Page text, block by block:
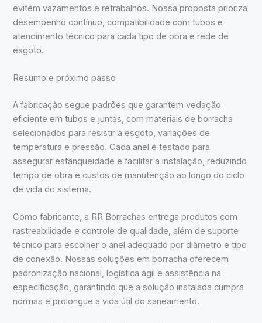
evitem vazamentos e retrabalhos. Nossa proposta prioriza
desempenho contínuo, compatibilidade com tubos e
atendimento técnico para cada tipo de obra e rede de
esgoto.
Resumo e próximo passo
A fabricação segue padrões que garantem vedação
eficiente em tubos e juntas, com materiais de borracha
selecionados para resistir a esgoto, variações de
temperatura e pressão. Cada anel é testado para
assegurar estanqueidade e facilitar a instalação, reduzindo
tempo de obra e custos de manutenção ao longo do ciclo
de vida do sistema.
Como fabricante, a RR Borrachas entrega produtos com
rastreabilidade e controle de qualidade, além de suporte
técnico para escolher o anel adequado por diâmetro e tipo
de conexão. Nossas soluções em borracha oferecem
padronização nacional, logística ágil e assistência na
especificação, garantindo que a solução instalada cumpra
normas e prolongue a vida útil do saneamento.